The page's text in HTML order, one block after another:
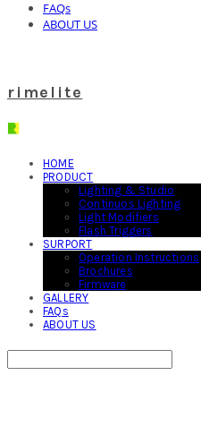
FAQs
ABOUT US
rimelite
HOME
PRODUCT
Lighting & Studio
Continuos Lighting
Light Modifiers
Flash Triggers
SURPORT
Operation Instructions
Brochures
Firmware
GALLERY
FAQs
ABOUT US